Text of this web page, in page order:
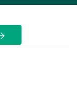
TermineFAQ